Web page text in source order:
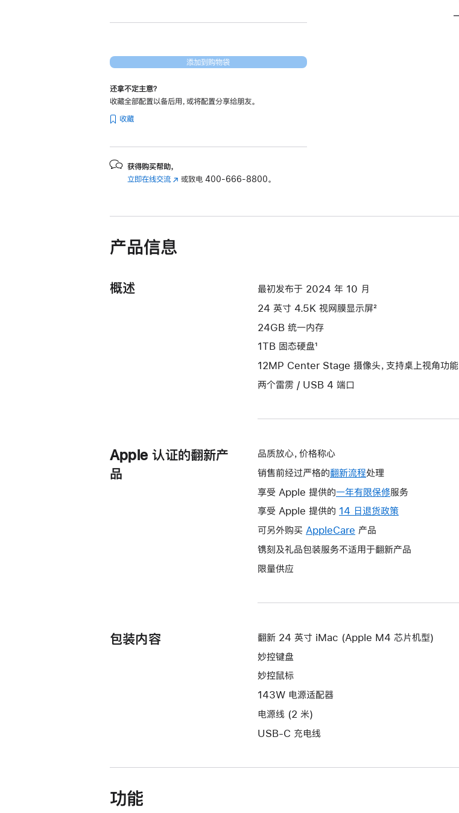
央
器
器)
银
添加到购物袋
还拿不定主意？
收藏全部配置以备后用，或将配置分享给朋友。
收藏
获得购买帮助，
立即在线交流 (在
口
打
开)
或致电400-666-8800。
产品信息
概述
最初发布于 2024 年 10 月
24 英寸 4.5K 视网膜显示屏²
24GB 统一内存
1TB 固态硬盘¹
12MP Center Stage 摄像头，支持桌上视角功能
两个雷雳 / USB 4 端口
Apple 认证的翻新产
品
品质放心，价格称心
销售前经过严格的翻新流程处理
享受 Apple 提供的一年有限保修此
操
打
服务
享受 Apple 提供的 14 日退货政策
将
新
窗
可另外购买 AppleCare 此
操
开
的
产品
镌刻及礼品包装服务不适用于翻新产品
限量供应
包装内容
翻新 24 英寸 iMac (Apple M4 芯片机型)
妙控键盘
妙控鼠标
143W 电源适配器
电源线 (2 米)
USB-C 充电线
功能